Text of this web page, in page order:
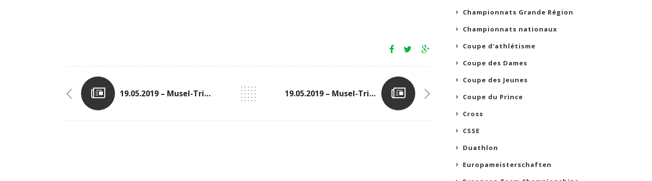
19.05.2019 – Musel-Triathlon 2019 In Grevenmacher 19.05.2019 – Musel-Triathlon 2019 In Grevenmacher – MERCI! (N°2)
Championnats Grande Région
Championnats nationaux
Coupe d'athlétisme
Coupe des Dames
Coupe des Jeunes
Coupe du Prince
Cross
CSSE
Duathlon
Europameisterschaften